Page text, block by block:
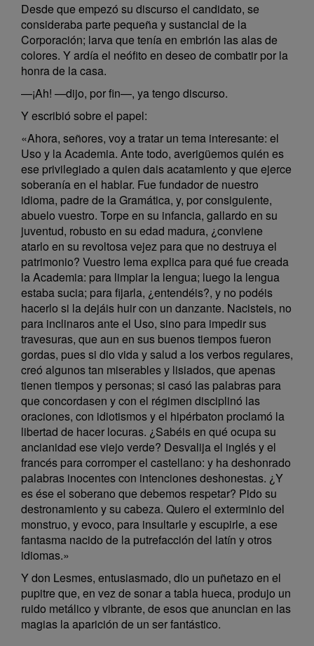
Desde que empezó su discurso el candidato, se
consideraba parte pequeña y sustancial de la
Corporación; larva que tenía en embrión las alas de
colores. Y ardía el neófito en deseo de combatir por la
honra de la casa.
—¡Ah! —dijo, por fin—, ya tengo discurso.
Y escribió sobre el papel:
«Ahora, señores, voy a tratar un tema interesante: el
Uso y la Academia. Ante todo, averigüemos quién es
ese privilegiado a quien dais acatamiento y que ejerce
soberanía en el hablar. Fue fundador de nuestro
idioma, padre de la Gramática, y, por consiguiente,
abuelo vuestro. Torpe en su infancia, gallardo en su
juventud, robusto en su edad madura, ¿conviene
atarlo en su revoltosa vejez para que no destruya el
patrimonio? Vuestro lema explica para qué fue creada
la Academia: para limpiar la lengua; luego la lengua
estaba sucia; para fijarla, ¿entendéis?, y no podéis
hacerlo si la dejáis huir con un danzante. Nacisteis, no
para inclinaros ante el Uso, sino para impedir sus
travesuras, que aun en sus buenos tiempos fueron
gordas, pues si dio vida y salud a los verbos regulares,
creó algunos tan miserables y lisiados, que apenas
tienen tiempos y personas; si casó las palabras para
que concordasen y con el régimen disciplinó las
oraciones, con idiotismos y el hipérbaton proclamó la
libertad de hacer locuras. ¿Sabéis en qué ocupa su
ancianidad ese viejo verde? Desvalija el inglés y el
francés para corromper el castellano: y ha deshonrado
palabras inocentes con intenciones deshonestas. ¿Y
es ése el soberano que debemos respetar? Pido su
destronamiento y su cabeza. Quiero el exterminio del
monstruo, y evoco, para insultarle y escupirle, a ese
fantasma nacido de la putrefacción del latín y otros
idiomas.»
Y don Lesmes, entusiasmado, dio un puñetazo en el
pupitre que, en vez de sonar a tabla hueca, produjo un
ruido metálico y vibrante, de esos que anuncian en las
magias la aparición de un ser fantástico.